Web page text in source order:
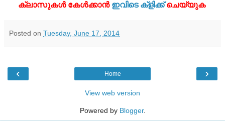
ക്ലാസുകൾ കേൾക്കാൻ ഇവിടെ ക്ളിക്ക്ചെയ്യുക
Posted on Tuesday, June 17, 2014
‹ ›
Home
View web version
Powered by Blogger.